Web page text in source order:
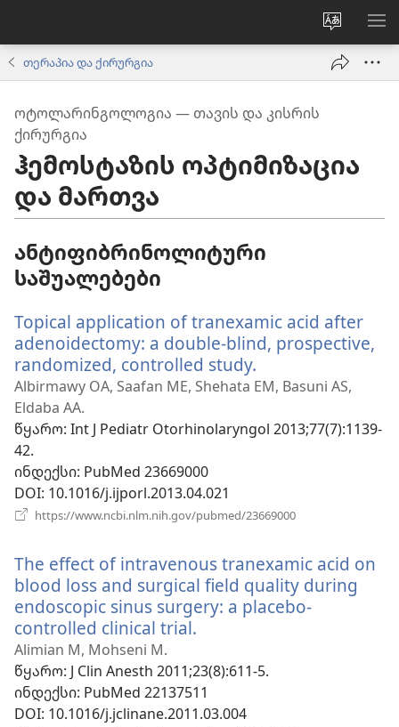
ენის
შეცვლა
თერაპია და ქირურგია
ᲝᲢᲝᲚᲐᲠᲘᲜᲒᲝᲚᲝᲒᲘᲐ — ᲗᲐᲕᲘᲡ ᲓᲐ ᲙᲘᲡᲠᲘᲡ
ᲥᲘᲠᲣᲠᲒᲘᲐ
ჰემოსტაზის ოპტიმიზაცია
და მართვა
ანტიფიბრინოლიტური
საშუალებები
Topical application of tranexamic acid after
adenoidectomy: a double-blind, prospective,
randomized, controlled study.
ახალი
Albirmawy OA, Saafan ME, Shehata EM, Basuni AS,
Eldaba AA.
წყარო‎: Int J Pediatr Otorhinolaryngol 2013;77(7):1139-
42.
ინდექსი‎: PubMed 23669000
DOI‎: 10.1016/j.ijporl.2013.04.021
https://www.ncbi.nlm.nih.gov/pubmed/23669000
The effect of intravenous tranexamic acid on
blood loss and surgical field quality during
endoscopic sinus surgery: a placebo-
controlled clinical trial.
ფანჯარა)
Alimian M, Mohseni M.
წყარო‎: J Clin Anesth 2011;23(8):611-5.
ინდექსი‎: PubMed 22137511
DOI‎: 10.1016/j.jclinane.2011.03.004